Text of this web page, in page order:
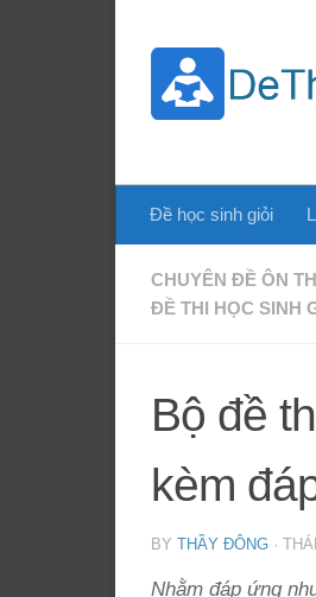
Đề học sinh giỏi
CHUYÊN ĐỀ ÔN
ĐỀ THI HỌC SINH
Bộ đề
kèm
BY THẦY ĐÔNG ·
Nhằm đáp ứng